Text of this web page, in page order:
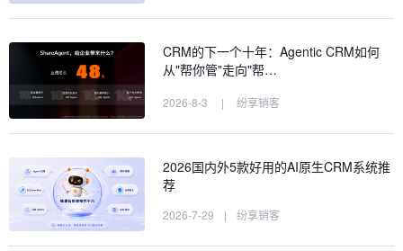
CRM的下一个十年：Agentic CRM如何
从"帮你管"走向"帮…
2026-8-3 | 纷享销客
2026国内外5款好用的AI原生CRM系统推
荐
2026-7-29 | 纷享销客